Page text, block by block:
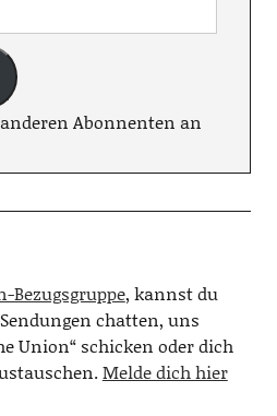
anderen Abonnenten an
Bezugsgruppe, kannst du
chatten, uns
Union“ schicken oder dich
Melde dich hier